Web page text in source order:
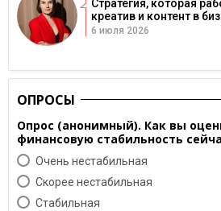
Стратегия, которая
креатив и контент в
6 июля 2026
ОПРОСЫ
Опрос (анонимный). Как вы
финансовую стабильность
Очень нестабильная
Скорее нестабильная
Cтабильная